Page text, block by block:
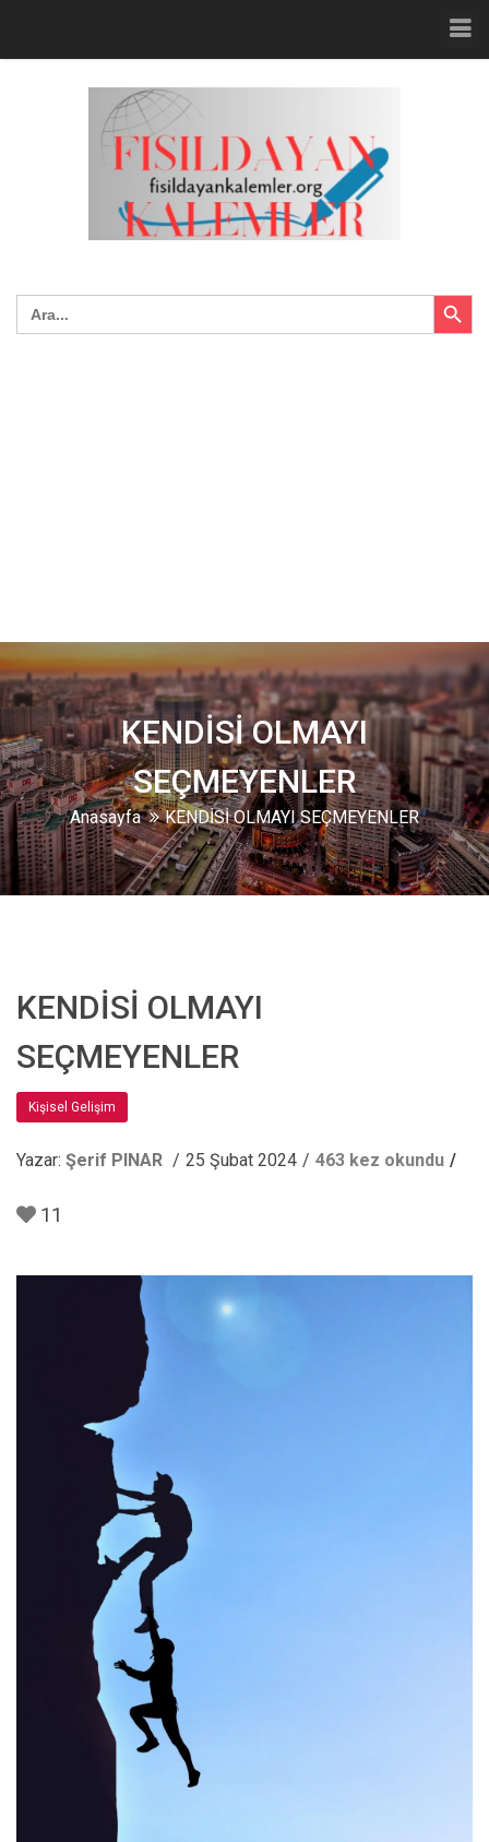
Search
for:
Search Button
KENDİSİ OLMAYI
SEÇMEYENLER
Anasayfa KENDİSİ OLMAYI SEÇMEYENLER
KENDİSİ OLMAYI
SEÇMEYENLER
Kişisel Gelişim
Yazar: Şerif PINAR 25 Şubat 2024 463 kez okundu
11